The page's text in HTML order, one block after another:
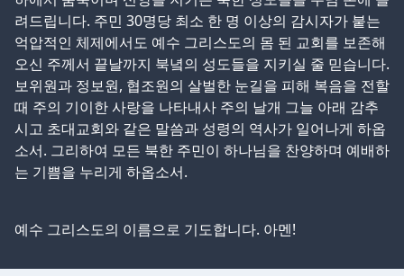
려드립니다. 주민 30명당 최소 한 명 이상의 감시자가 붙는
억압적인 체제에서도 예수 그리스도의 몸 된 교회를 보존해
오신 주께서 끝날까지 북녘의 성도들을 지키실 줄 믿습니다.
보위원과 정보원, 협조원의 살벌한 눈길을 피해 복음을 전할
때 주의 기이한 사랑을 나타내사 주의 날개 그늘 아래 감추
시고 초대교회와 같은 말씀과 성령의 역사가 일어나게 하옵
소서. 그리하여 모든 북한 주민이 하나님을 찬양하며 예배하
는 기쁨을 누리게 하옵소서.
예수 그리스도의 이름으로 기도합니다. 아멘!